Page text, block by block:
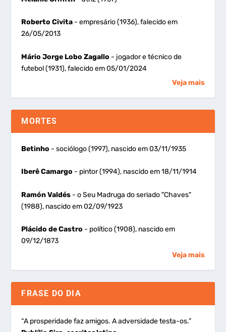
Roberto Civita - empresário (1936), falecido em
26/05/2013
Mário Jorge Lobo Zagallo - jogador e técnico de
futebol (1931), falecido em 05/01/2024
Veja mais
MORTES
Betinho - sociólogo (1997), nascido em 03/11/1935
Iberê Camargo - pintor (1994), nascido em 18/11/1914
Ramón Valdés - o Seu Madruga do seriado "Chaves"
(1988), nascido em 02/09/1923
Plácido de Castro - político (1908), nascido em
09/12/1873
Veja mais
FRASE DO DIA
“A prosperidade faz amigos. A adversidade testa-os.”